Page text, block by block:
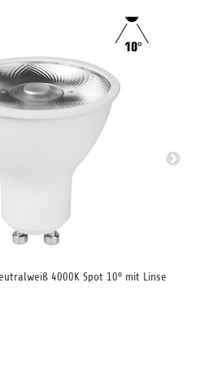
4000K Spot 10° mit Linse